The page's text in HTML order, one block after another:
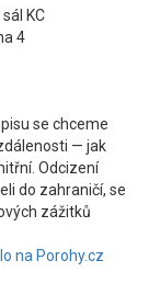
KC
4
se chceme
— jak
Odcizení
do zahraničí, se
zážitků
na Porohy.cz